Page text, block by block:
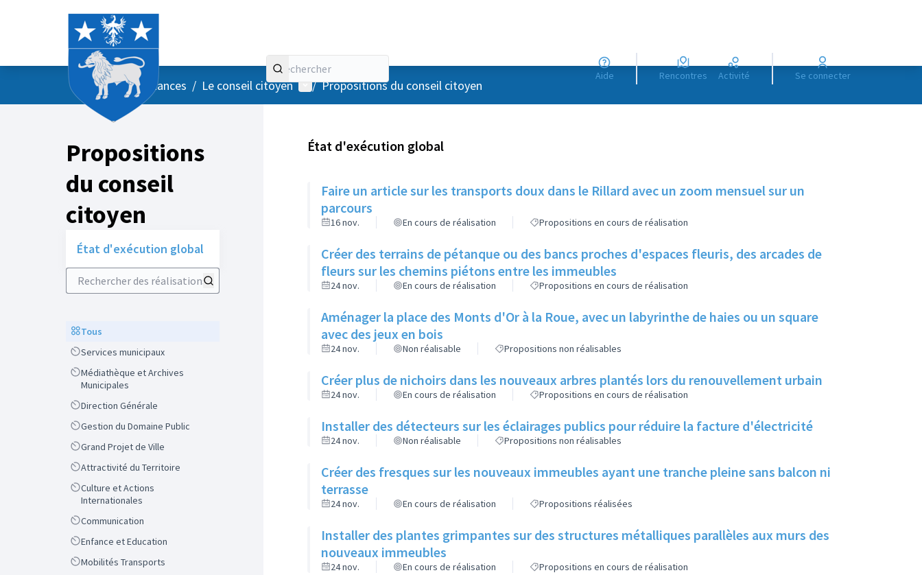
Aide Rencontres Activité Se connecter
AccueilMenu principal
/ Vos instances / Le conseil citoyen Menu utilisateur
/ Propositions du conseil citoyen
Propositions
du conseil
citoyen
État d'exécution global
Rechercher des réalisations
ScopeTous
ScopeServices municipaux
Scope
Médiathèque et Archives
Municipales
ScopeDirection Générale
ScopeGestion du Domaine Public
ScopeGrand Projet de Ville
ScopeAttractivité du Territoire
Scope
Culture et Actions
Internationales
ScopeCommunication
ScopeEnfance et Education
ScopeMobilités Transports
État d'exécution global
Faire un article sur les transports doux dans le Rillard avec un zoom mensuel sur un
parcours
16 nov. En cours de réalisation Propositions en cours de réalisation
Créer des terrains de pétanque ou des bancs proches d'espaces fleuris, des arcades de
fleurs sur les chemins piétons entre les immeubles
24 nov. En cours de réalisation Propositions en cours de réalisation
Aménager la place des Monts d'Or à la Roue, avec un labyrinthe de haies ou un square
avec des jeux en bois
24 nov. Non réalisable Propositions non réalisables
Créer plus de nichoirs dans les nouveaux arbres plantés lors du renouvellement urbain
24 nov. En cours de réalisation Propositions en cours de réalisation
Installer des détecteurs sur les éclairages publics pour réduire la facture d'électricité
24 nov. Non réalisable Propositions non réalisables
Créer des fresques sur les nouveaux immeubles ayant une tranche pleine sans balcon ni
terrasse
24 nov. En cours de réalisation Propositions réalisées
Installer des plantes grimpantes sur des structures métalliques parallèles aux murs des
nouveaux immeubles
24 nov. En cours de réalisation Propositions en cours de réalisation